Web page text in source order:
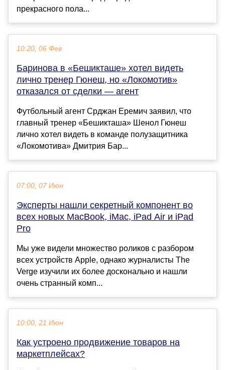
прекрасного пола...
10:20, 06 Фев
Баринова в «Бешикташе» хотел видеть
лично тренер Гюнеш, но «Локомотив»
отказался от сделки — агент
Футбольный агент Срджан Еремич заявил, что
главный тренер «Бешикташа» Шенол Гюнеш
лично хотел видеть в команде полузащитника
«Локомотива» Дмитрия Бар...
07:00, 07 Июн
Эксперты нашли секретный компонент во
всех новых MacBook, iMac, iPad Air и iPad
Pro
Мы уже видели множество роликов с разбором
всех устройств Apple, однако журналисты The
Verge изучили их более досконально и нашли
очень странный комп...
10:00, 21 Июн
Как устроено продвижение товаров на
маркетплейсах?